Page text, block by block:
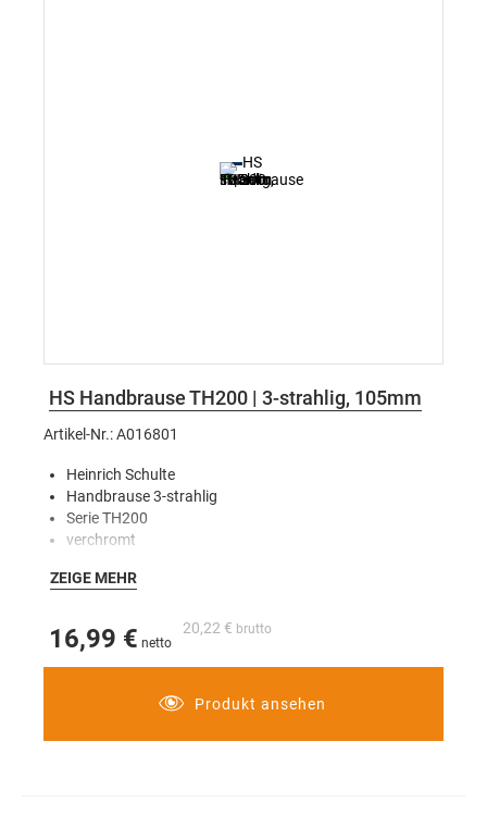
HS Handbrause TH200 | 3-strahlig, 105mm
Artikel-Nr.: A016801
Heinrich Schulte
Handbrause 3-strahlig
Serie TH200
verchromt
voller Brauseregen, Massagestrahl und Mix
Antikalk
mit beiliegender WRD bis zu 40% Wasserersparnis
für Durchlauferhitzer geeignet
Kopfdurchmesser 105 mm
ZEIGE MEHR
20,22 €
16,99 €
Produkt ansehen